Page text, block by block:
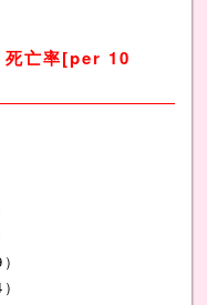
死亡率[per 10